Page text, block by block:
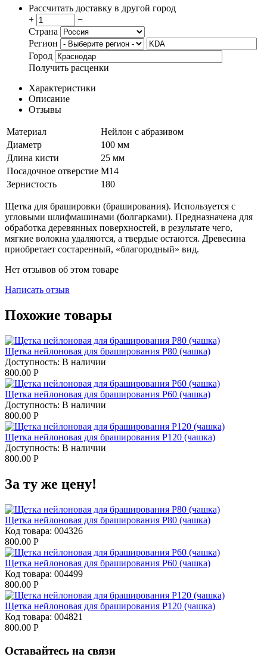
Рассчитать доставку в другой город
+
−
Страна
Регион
Город
Получить расценки
Характеристики
Описание
Отзывы
Материал
Нейлон с абразивом
Диаметр
100 мм
Длина кисти
25 мм
Посадочное отверстие M14
Зернистость
180
Щетка для брашировки (браширования). Используется с
угловыми шлифмашинами (болгарками). Предназначена для
обработка деревянных поверхностей, в результате чего,
мягкие волокна удаляются, а твердые остаются. Древесина
приобретает состаренный, «благородный» вид.
Нет отзывов об этом товаре
Написать отзыв
Похожие товары
Щетка нейлоновая для браширования P80 (чашка)
Доступность: В наличии
800.00 Р
Щетка нейлоновая для браширования P60 (чашка)
Доступность: В наличии
800.00 Р
Щетка нейлоновая для браширования P120 (чашка)
Доступность: В наличии
800.00 Р
За ту же цену!
Щетка нейлоновая для браширования P80 (чашка)
Код товара: 004326
800.00 Р
Щетка нейлоновая для браширования P60 (чашка)
Код товара: 004499
800.00 Р
Щетка нейлоновая для браширования P120 (чашка)
Код товара: 004821
800.00 Р
Оставайтесь на связи